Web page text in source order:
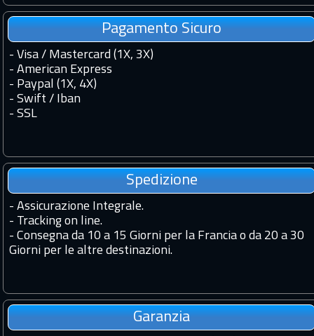
Pagamento Sicuro
- Visa / Mastercard (1X, 3X)
- American Express
- Paypal (1X, 4X)
- Swift / Iban
- SSL
Spedizione
- Assicurazione Integrale.
- Tracking on line.
- Consegna da 10 a 15 Giorni per la Francia o da 20 a 30
Giorni per le altre destinazioni.
Garanzia